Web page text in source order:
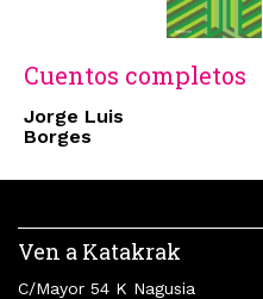
Cuentos completos
Jorge Luis
Borges
Ven a Katakrak
C/Mayor 54 K Nagusia